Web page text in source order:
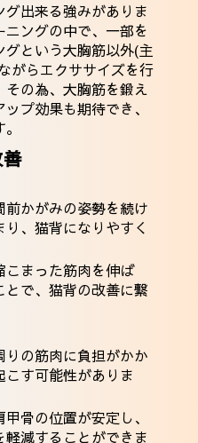
出来る強みがありま
ングの中で、一部を
という大胸筋以外(主
がらエクササイズを行
の為、大胸筋を鍛え
プ効果も期待でき、
かがみの姿勢を続け
、猫背になりやすく
こまった筋肉を伸ば
とで、猫背の改善に繋
の筋肉に負担がかか
こす可能性がありま
骨の位置が安定し、
減することができま